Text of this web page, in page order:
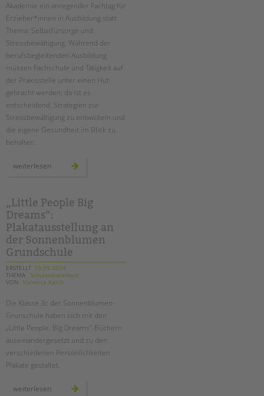
Akademie ein anregender Fachtag für
Erzieher*innen in Ausbildung statt.
Thema: Selbstfürsorge und
Stressbewältigung. Während der
berufsbegleitenden Ausbildung
müssen Fachschule und Tätigkeit auf
der Praxisstelle unter einen Hut
gebracht werden; da ist es
entscheidend, Strategien zur
Stressbewältigung zu entwickeln und
die eigene Gesundheit im Blick zu
behalten.
weiterlesen fachtag
„Little People Big
Dreams“:
Plakatausstellung an
der Sonnenblumen
Grundschule
ERSTELLT 10.09.2024
THEMA Schulsozialarbeit
VON
Vanessa Karch
Die Klasse 3c der Sonnenblumen-
Grunschule haben sich mit den
„Little People, Big Dreams"-Büchern
auseinandergesetzt und zu den
verschiedenen Persönlichkeiten
Plakate gestaltet.
weiterlesen